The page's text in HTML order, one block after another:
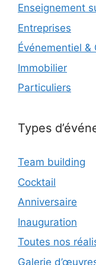
Enseignement
Entreprises
Événementiel &
Immobilier
Particuliers
Types
Team building
Cocktail
Anniversaire
Inauguration
Toutes nos
Galerie